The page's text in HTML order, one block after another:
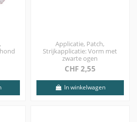
Applicatie, Patch,
Strijkapplicatie: Vorm met
zwarte ogen
CHF 2,55
In winkelwagen